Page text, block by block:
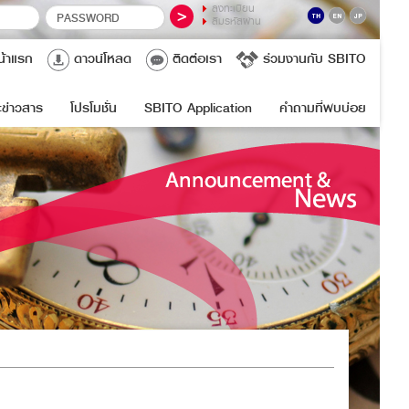
ลงทะเบียน
ลืมรหัสผ่าน
แรก ดาวน์โหลด ติดต่อเรา ร่วมงานกับ SBITO
าวสาร โปรโมชั่น SBITO Application คำถามที่พบบ่อย